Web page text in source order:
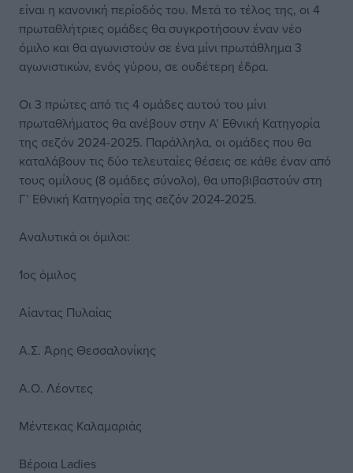
είναι η κανονική περίοδός του. Μετά το τέλος της, οι 4
πρωταθλήτριες ομάδες θα συγκροτήσουν έναν νέο
όμιλο και θα αγωνιστούν σε ένα μίνι πρωτάθλημα 3
αγωνιστικών, ενός γύρου, σε ουδέτερη έδρα.
Οι 3 πρώτες από τις 4 ομάδες αυτού του μίνι
πρωταθλήματος θα ανέβουν στην Α’ Εθνική Κατηγορία
της σεζόν 2024-2025. Παράλληλα, οι ομάδες που θα
καταλάβουν τις δύο τελευταίες θέσεις σε κάθε έναν από
τους ομίλους (8 ομάδες σύνολο), θα υποβιβαστούν στη
Γ’ Εθνική Κατηγορία της σεζόν 2024-2025.
Αναλυτικά οι όμιλοι:
1ος όμιλος
Αίαντας Πυλαίας
Α.Σ. Άρης Θεσσαλονίκης
Α.Ο. Λέοντες
Μέντεκας Καλαμαριάς
Βέροια Ladies